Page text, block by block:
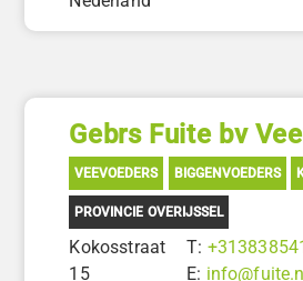
Gebrs Fuite bv
VEEVOEDERS BIGGENVOEDERS
PROVINCIE OVERIJSSEL
Kokosstraat
15
T:
E: